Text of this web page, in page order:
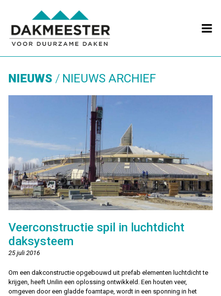

NIEUWS NIEUWS ARCHIEF
Veerconstructie spil in luchtdicht
daksysteem
25 juli 2016
Om een dakconstructie opgebouwd uit prefab elementen luchtdicht te
krijgen, heeft Unilin een oplossing ontwikkeld. Een houten veer,
omgeven door een gladde foamtape, wordt in een sponning in het